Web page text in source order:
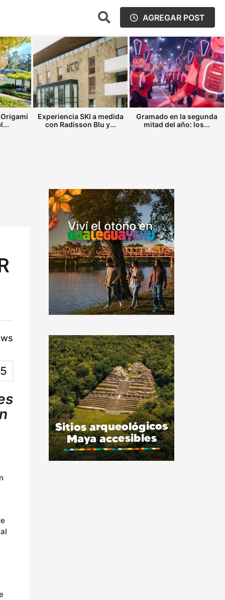
AGREGAR POST
Experiencia SKI a medida
con Radisson Blu y...
Gramado en la segunda
mitad del año: los...